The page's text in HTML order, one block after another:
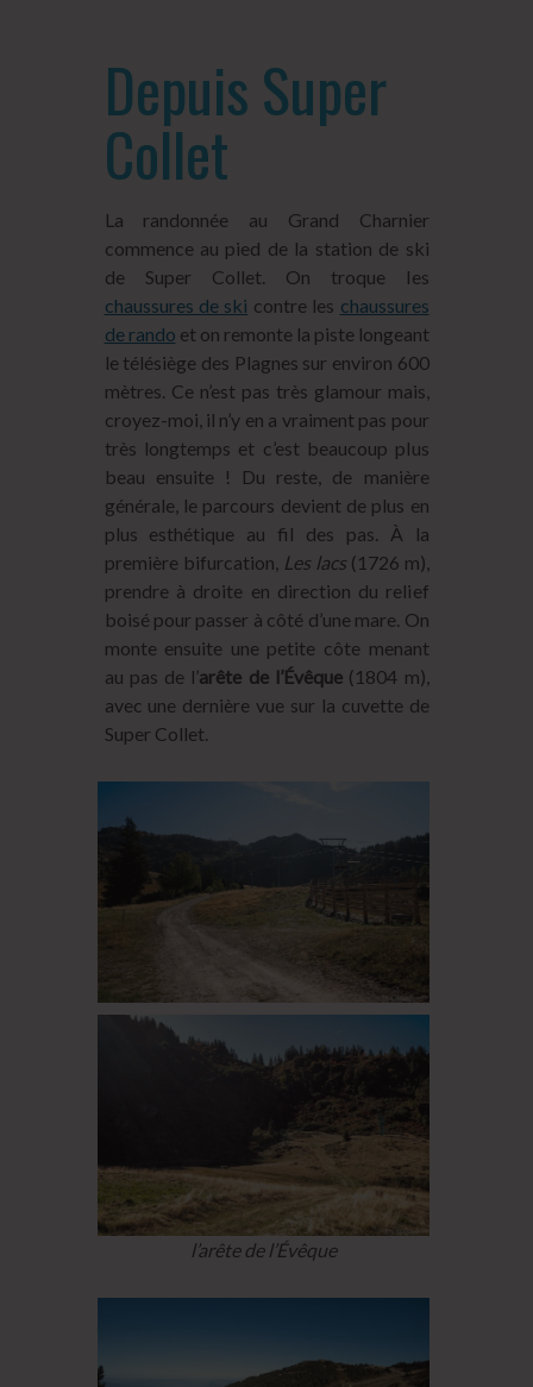
Depuis Super
Collet
La randonnée au Grand Charnier
commence au pied de la station de ski
de Super Collet. On troque les
chaussures de ski contre les chaussures
de rando et on remonte la piste longeant
le télésiège des Plagnes sur environ 600
mètres. Ce n’est pas très glamour mais,
croyez-moi, il n’y en a vraiment pas pour
très longtemps et c’est beaucoup plus
beau ensuite ! Du reste, de manière
générale, le parcours devient de plus en
plus esthétique au fil des pas. À la
première bifurcation, Les lacs(1726 m),
prendre à droite en direction du relief
boisé pour passer à côté d’une mare. On
monte ensuite une petite côte menant
au pas de l’arête de l’Évêque(1804 m),
avec une dernière vue sur la cuvette de
Super Collet.
l’arête de l’Évêque